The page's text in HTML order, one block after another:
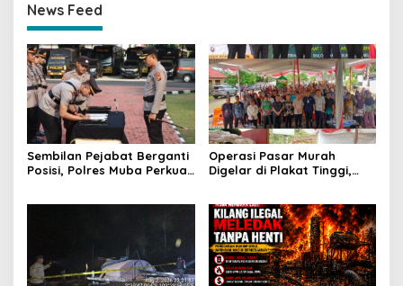
News Feed
Sembilan Pejabat Berganti
Posisi, Polres Muba Perkuat
Operasi Pasar Murah
Digelar di Plakat Tinggi,
Beban Warga